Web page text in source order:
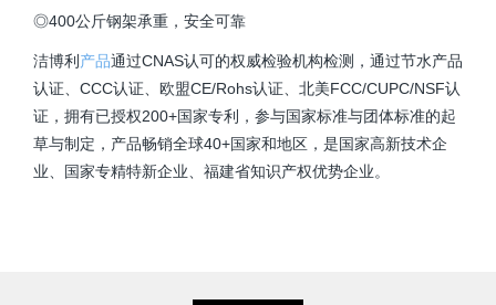
◎400公斤钢架承重，安全可靠
洁博利 产品通过CNAS认可的权威检验机构检测，通过节水产品
认证、CCC认证、欧盟CE/Rohs认证、北美FCC/CUPC/NSF认
证，拥有已授权200+国家专利，参与国家标准与团体标准的起
草与制定，产品畅销全球40+国家和地区，是国家高新技术企
业、国家专精特新企业、福建省知识产权优势企业。